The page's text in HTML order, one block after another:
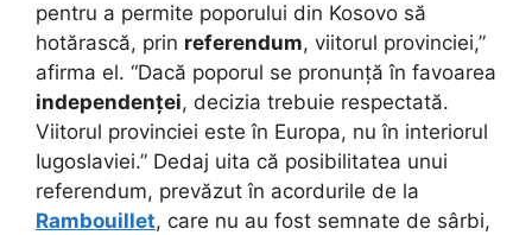
pentru a permite poporului din Kosovo să
hotărască, prin referendum, viitorul provinciei,”
afirma el. “Dacă poporul se pronunță în favoarea
independenței, decizia trebuie respectată.
Viitorul provinciei este în Europa, nu în interiorul
Iugoslaviei.” Dedaj uita că posibilitatea unui
referendum, prevăzut în acordurile de la
Rambouillet, care nu au fost semnate de sârbi,